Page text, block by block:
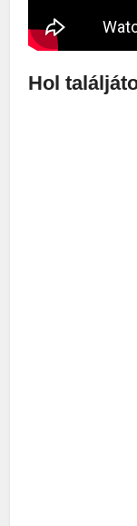
Hol